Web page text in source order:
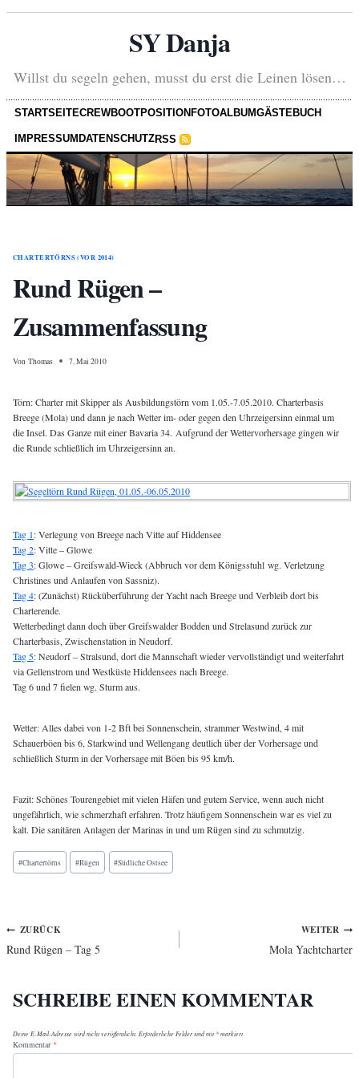
SY Danja
Willst du segeln gehen, musst du erst die Leinen lösen…
STARTSEITECREWBOOTPOSITIONFOTOALBUMGÄSTEBUCH
IMPRESSUM DATENSCHUTZRSS
CHARTERTÖRNS (VOR 2014)
Rund Rügen –
Zusammenfassung
Von Thomas 7. Mai 2010
Törn: Charter mit Skipper als Ausbildungstörn vom 1.05.-7.05.2010. Charterbasis
Breege (Mola) und dann je nach Wetter im- oder gegen den Uhrzeigersinn einmal um
die Insel. Das Ganze mit einer Bavaria 34. Aufgrund der Wettervorhersage gingen wir
die Runde schließlich im Uhrzeigersinn an.
Tag 1: Verlegung von Breege nach Vitte auf Hiddensee
Tag 2: Vitte – Glowe
Tag 3: Glowe – Greifswald-Wieck (Abbruch vor dem Königsstuhl wg. Verletzung
Christines und Anlaufen von Sassniz).
Tag 4: (Zunächst) Rücküberführung der Yacht nach Breege und Verbleib dort bis
Charterende.
Wetterbedingt dann doch über Greifswalder Bodden und Strelasund zurück zur
Charterbasis, Zwischenstation in Neudorf.
Tag 5: Neudorf – Stralsund, dort die Mannschaft wieder vervollständigt und weiterfahrt
via Gellenstrom und Westküste Hiddensees nach Breege.
Tag 6 und 7 fielen wg. Sturm aus.
Wetter: Alles dabei von 1-2 Bft bei Sonnenschein, strammer Westwind, 4 mit
Schauerböen bis 6, Starkwind und Wellengang deutlich über der Vorhersage und
schließlich Sturm in der Vorhersage mit Böen bis 95 km/h.
Fazit: Schönes Tourengebiet mit vielen Häfen und gutem Service, wenn auch nicht
ungefährlich, wie schmerzhaft erfahren. Trotz häufigem Sonnenschein war es viel zu
kalt. Die sanitären Anlagen der Marinas in und um Rügen sind zu schmutzig.
Schlagworte:
#Chartertörns #Rügen #Südliche Ostsee
Beitragsnavigation
ZURÜCK
Rund Rügen – Tag 5
WEITER
Mola Yachtcharter
SCHREIBE EINEN KOMMENTAR
Deine E-Mail-Adresse wird nicht veröffentlicht. Erforderliche Felder sind mit *markiert
Kommentar*